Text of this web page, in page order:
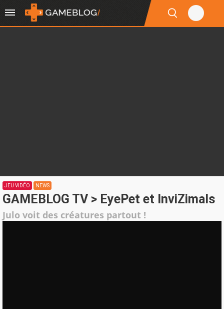
JEU VIDÉO NEWS
GAMEBLOG TV > EyePet et InviZimals
Julo voit des créatures partout !